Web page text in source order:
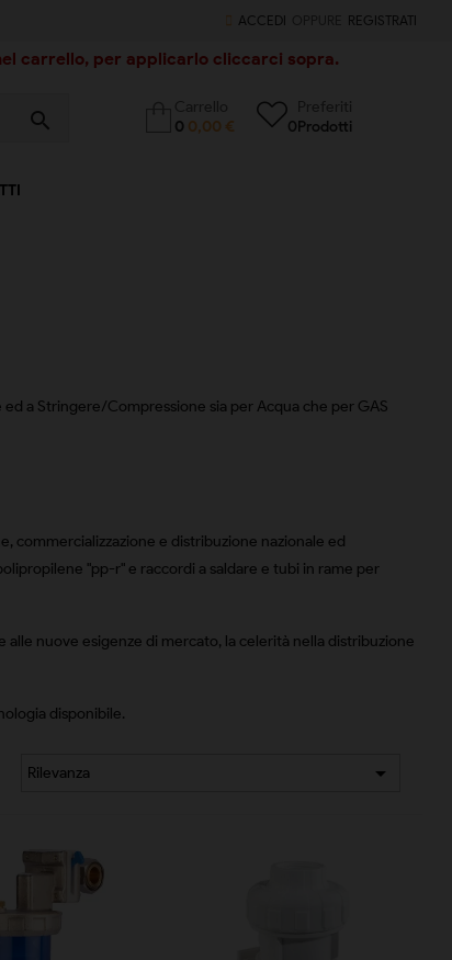
ACCEDI REGISTRATI
carrello, per applicarlo cliccarci sopra.
search
0 0,00 €
0Prodotti
a Stringere/Compressione sia per Acqua che per GAS
commercializzazione e distribuzione nazionale ed
"pp-r" e raccordi a saldare e tubi in rame per
nuove esigenze di mercato, la celerità nella distribuzione
disponibile.
Rilevanza 